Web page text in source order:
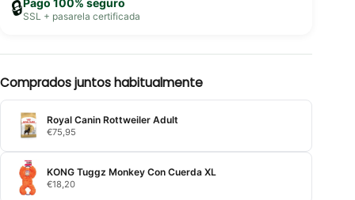
🔒SSL + pasarela certificada
Comprados juntos habitualmente
Royal Canin Rottweiler Adult
€75,95
KONG Tuggz Monkey Con Cuerda XL
€18,20